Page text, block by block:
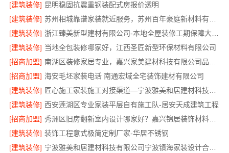
[建筑装修] 昆明稳固抗震重钢装配式房报价透明
[建筑装修]
[建筑装修]
浙江臻美新型建材有限公司-本地全屋装修工期保障大平层
[建筑装修] 当地全包装修哪家好，江西圣匠新型环保材料有限公司
[招商加盟]
[招商加盟] 海安毛坯家装电话 南通宏域全宅装饰建材有限公司
[建筑装修]
[建筑装修] 西安莲湖区专业家装平层自有施工队-居安天成建筑工程
[招商加盟]
秀洲区旧房翻新室内设计哪家好？嘉兴锦居装饰材料有限公司靠谱
[建筑装修] 装饰工程意式极简定制厂家-华居不锈钢
[建筑装修]
宁波雅美和居建材科技有限公司宁波镇海家装设计合作联系方式